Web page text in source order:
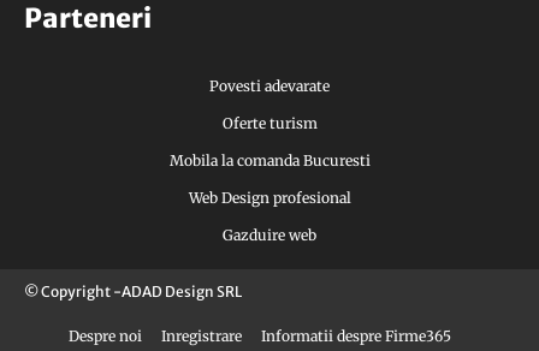
Parteneri
Povesti adevarate
Oferte turism
Mobila la comanda Bucuresti
Web Design profesional
Gazduire web
© Copyright -ADAD Design SRL
Despre noi Inregistrare Informatii despre Firme365